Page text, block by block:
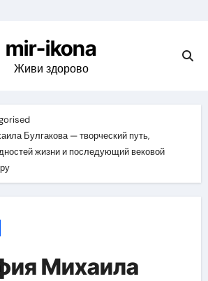
mir-ikona
Живи здорово
Булгакова — творческий путь,
жизни и последующий вековой
Михаила